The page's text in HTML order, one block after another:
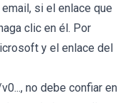
si el enlace que
clic en él. Por
y el enlace del
no debe confiar en